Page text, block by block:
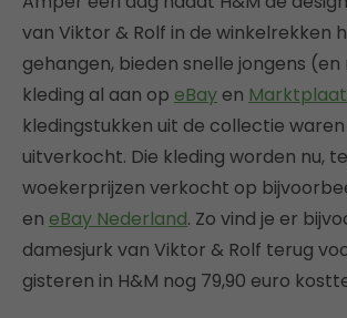
van Viktor & Rolf in de winkelrekken
gehangen, bieden snelle jongens (en
kleding al aan op eBay en
kledingstukken uit de collectie
uitverkocht. Die kleding worden nu,
woekerprijzen verkocht op
en eBay Nederland. Zo vind je er
damesjurk van Viktor & Rolf terug
gisteren in H&M nog 79,90 euro